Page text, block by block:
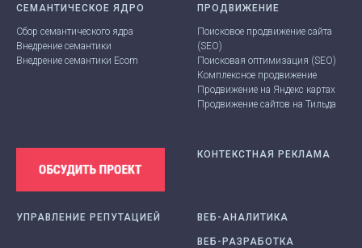
СЕМАНТИЧЕСКОЕ ЯДРО
Сбор семантического ядра
Внедрение семантики
Внедрение семантики Ecom
ПРОДВИЖЕНИЕ
Поисковое продвижение сайта
(SEO)
Поисковая оптимизация (SEO)
Комплексное продвижение
Продвижение на Яндекс картах
Продвижение сайтов на Тильда
КОНТЕКСТНАЯ РЕКЛАМА
УПРАВЛЕНИЕ РЕПУТАЦИЕЙ ВЕБ-АНАЛИТИКА
ВЕБ-РАЗРАБОТКА